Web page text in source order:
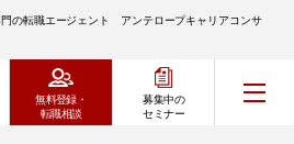
の転職エージェント アンテロープキャリアコンサ
無料登録・
転職相談
募集中の
セミナー